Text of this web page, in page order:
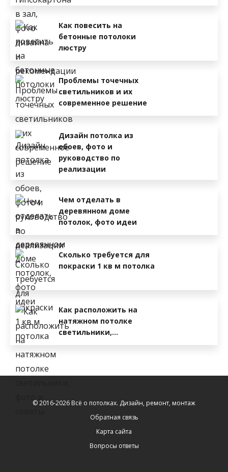
Как повесить на
бетонные потолоки
люстру
Проблемы точечных
светильников и их
современное решение
Дизайн потолка из
обоев, фото и
руководство по
реализации
Чем отделать в
деревянном доме
потолок, фото идеи
Сколько требуется для
покраски 1 кв м потолка
Как расположить на
натяжном потолке
светильники,…
© 2016-2026 Всё о потолках. Дизайн, ремонт, монтаж
Обратная связь
Карта сайта
Вопросы ответы